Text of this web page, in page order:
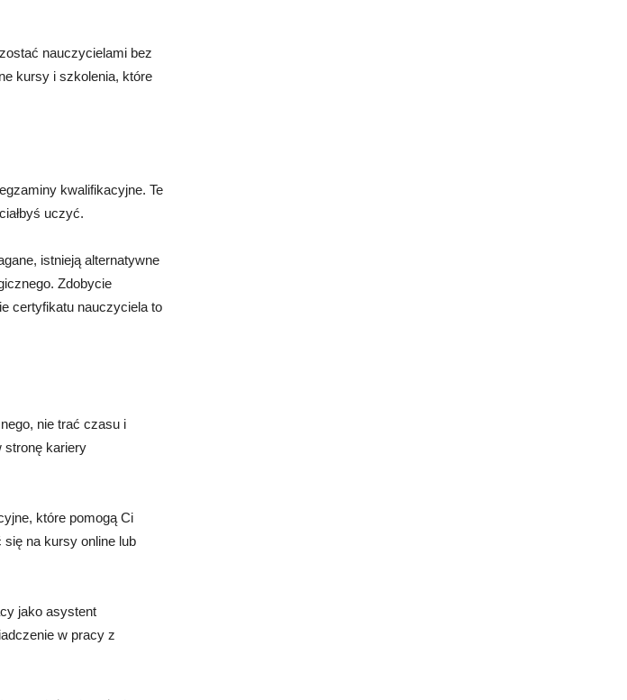
nauczycielami bez
kursy i szkolenia, które
kwalifikacyjne. Te
uczyć.
istnieją alternatywne
Zdobycie
certyfikatu nauczyciela to
nie trać czasu i
stronę kariery
które pomogą Ci
na kursy online lub
jako asystent
w pracy z